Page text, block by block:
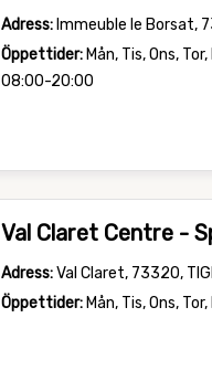
Adress:Immeuble le Borsat,
Öppettider:Mån, Tis, Ons,
08:00-20:00
Val Claret Centre -
Adress:Val Claret, 73320,
Öppettider:Mån, Tis, Ons,